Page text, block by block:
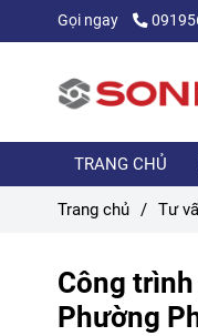
Gọi ngay
TRANG CHỦ
Trang chủ / Tư
Công
Phường